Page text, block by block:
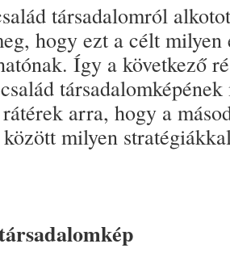
társadalomról
hogy ezt a célt
Így a következő
arra, hogy a
milyen